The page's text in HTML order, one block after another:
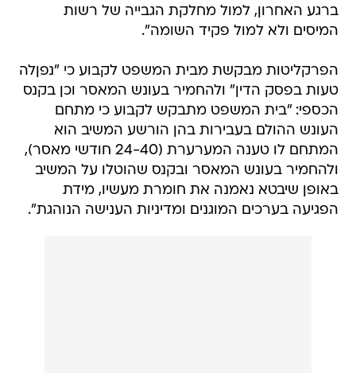
ברגע האחרון, למול מחלקת הגבייה של רשות
המיסים ולא למול פקיד השומה".
הפרקליטות מבקשת מבית המשפט לקבוע כי "נפןלה
טעות בפסק הדין" ולהחמיר בעונש המאסר וכן בקנס
הכספי: "בית המשפט מתבקש לקבוע כי מתחם
העונש ההולם בעבירות בהן הורשע המשיב הוא
המתחם לו טענה המערערת (24-40 חודשי מאסר),
ולהחמיר בעונש המאסר ובקנס שהוטלו על המשיב
באופן שיבטא נאמנה את חומרת מעשיו, מידת
הפגיעה בערכים המוגנים ומדיניות הענישה הנוהגת".